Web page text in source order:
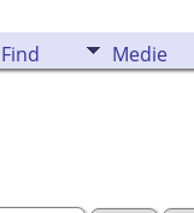
Find Medie